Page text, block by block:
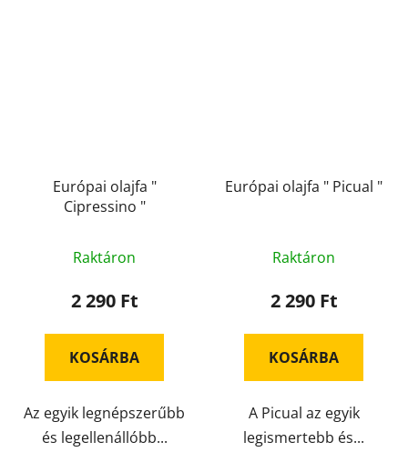
Európai olajfa "
Cipressino "
Raktáron
2 290 Ft
KOSÁRBA
Az egyik legnépszerűbb
és legellenállóbb...
Európai olajfa " Picual "
Raktáron
2 290 Ft
KOSÁRBA
A Picual az egyik
legismertebb és...